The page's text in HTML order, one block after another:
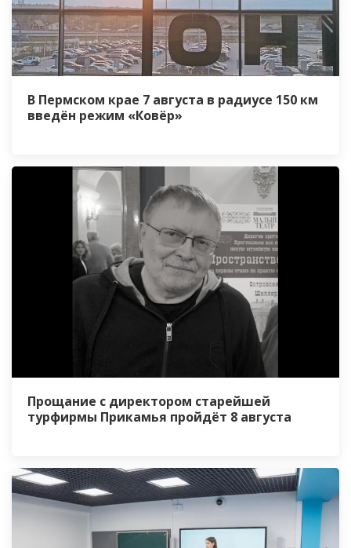
В Пермском крае 7 августа в радиусе 150 км
введён режим «Ковёр»
Прощание с директором старейшей
турфирмы Прикамья пройдёт 8 августа